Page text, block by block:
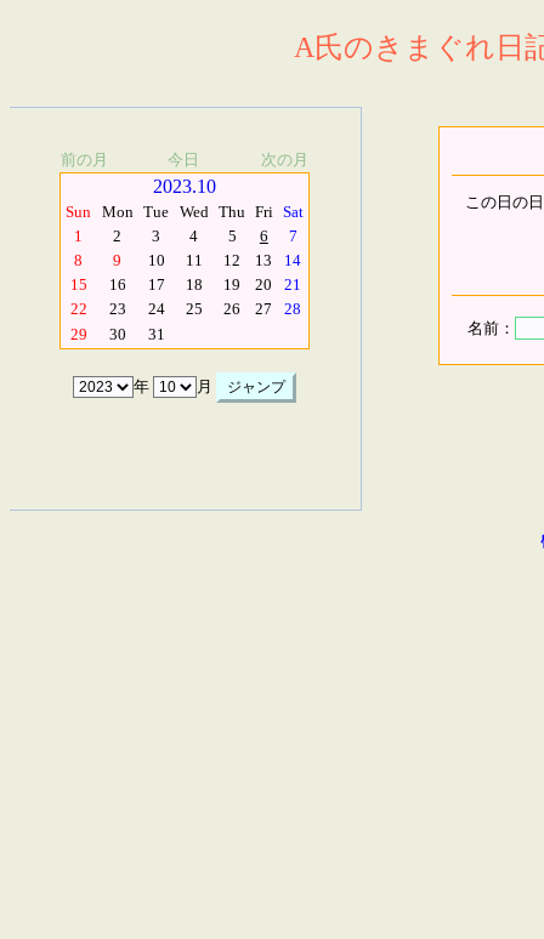
A氏のきまぐれ日
前の月 今日 次の月
2023.10
Sun Mon Tue Wed Thu Fri Sat
1
2 3 4 5 6
7
8
9 10 11 12 13
14
15
16 17 18 19 20
21
22
23 24 25 26 27
28
29
30 31
年 月
この日の
名前：